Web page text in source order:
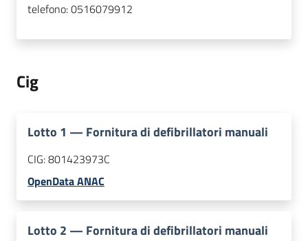
telefono:0516079912
Cig
Lotto 1 — Fornitura di defibrillatori manuali
CIG:801423973C
OpenData ANAC
Lotto 2 — Fornitura di defibrillatori manuali